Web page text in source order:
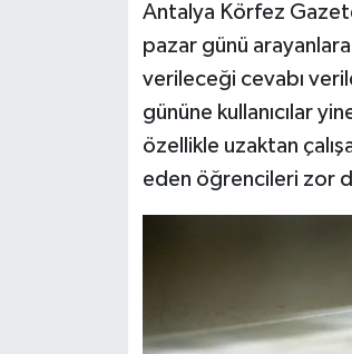
Antalya Körfez
pazar günü
verileceği cevabı
gününe kullanıcılar
özellikle uzaktan
eden öğrencileri zor